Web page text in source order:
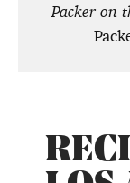
Packer on